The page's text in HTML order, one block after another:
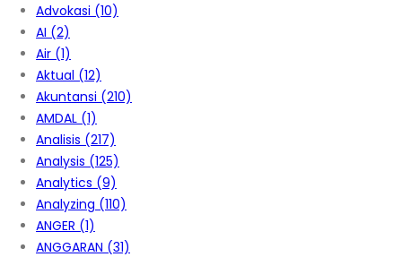
Advokasi (10)
AI (2)
Air (1)
Aktual (12)
Akuntansi (210)
AMDAL (1)
Analisis (217)
Analysis (125)
Analytics (9)
Analyzing (110)
ANGER (1)
ANGGARAN (31)